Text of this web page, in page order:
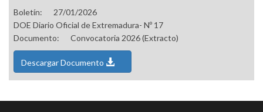
Boletín:
27/01/2026
DOE Diario Oficial de Extremadura- Nº 17
Documento:
Convocatoria 2026 (Extracto)
Descargar Documento